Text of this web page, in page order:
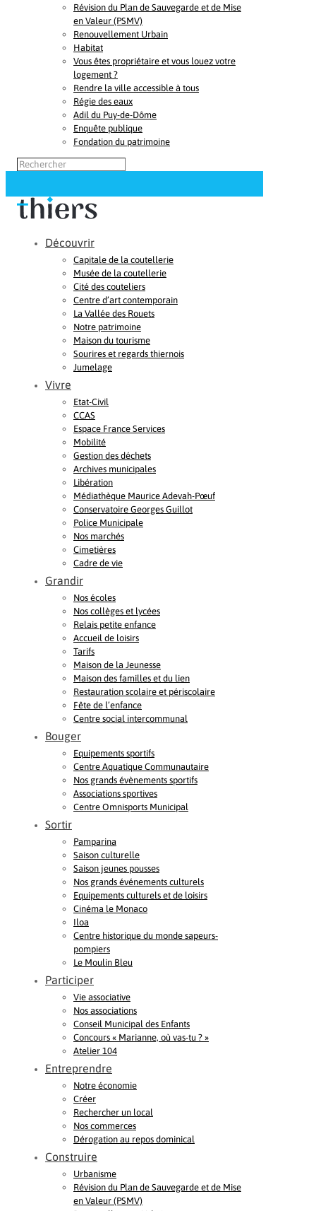
Révision du Plan de Sauvegarde et de Mise
en Valeur (PSMV)
Renouvellement Urbain
Habitat
Vous êtes propriétaire et vous louez votre
logement ?
Rendre la ville accessible à tous
Régie des eaux
Adil du Puy-de-Dôme
Enquête publique
Fondation du patrimoine
Découvrir
Capitale de la coutellerie
Musée de la coutellerie
Cité des couteliers
Centre d’art contemporain
La Vallée des Rouets
Notre patrimoine
Maison du tourisme
Sourires et regards thiernois
Jumelage
Vivre
Etat-Civil
CCAS
Espace France Services
Mobilité
Gestion des déchets
Archives municipales
Libération
Médiathèque Maurice Adevah-Pœuf
Conservatoire Georges Guillot
Police Municipale
Nos marchés
Cimetières
Cadre de vie
Grandir
Nos écoles
Nos collèges et lycées
Relais petite enfance
Accueil de loisirs
Tarifs
Maison de la Jeunesse
Maison des familles et du lien
Restauration scolaire et périscolaire
Fête de l’enfance
Centre social intercommunal
Bouger
Equipements sportifs
Centre Aquatique Communautaire
Nos grands évènements sportifs
Associations sportives
Centre Omnisports Municipal
Sortir
Pamparina
Saison culturelle
Saison jeunes pousses
Nos grands événements culturels
Equipements culturels et de loisirs
Cinéma le Monaco
Iloa
Centre historique du monde sapeurs-
pompiers
Le Moulin Bleu
Participer
Vie associative
Nos associations
Conseil Municipal des Enfants
Concours « Marianne, où vas-tu ? »
Atelier 104
Entreprendre
Notre économie
Créer
Rechercher un local
Nos commerces
Dérogation au repos dominical
Construire
Urbanisme
Révision du Plan de Sauvegarde et de Mise
en Valeur (PSMV)